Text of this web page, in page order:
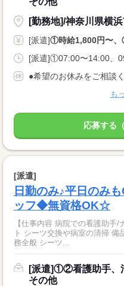
[勤務地]/神奈川県横
[派遣]①時給1,800円〜
も
応募する
[派遣]
日勤のみ♪平日のみ
ッフ◆無資格OK☆
【仕事内容 病院での看護助手
ト シーツ交換や病室の清掃
務全般 シーツ...
[派遣]①②看護助手、
その他